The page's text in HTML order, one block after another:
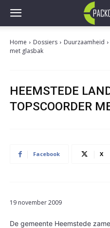
Home Dossiers Duurzaamheid
met glasbak
HEEMSTEDE
TOPSCOORDER
Facebook X
19 november 2009
De gemeente Heemstede